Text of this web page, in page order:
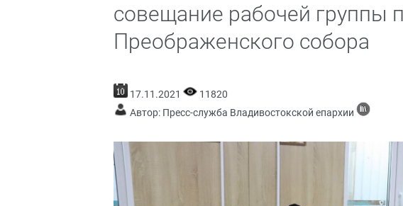
совещание рабочей группы
Преображенского собора
17.11.2021
11820
Автор: Пресс-служба Владивостокской епархии